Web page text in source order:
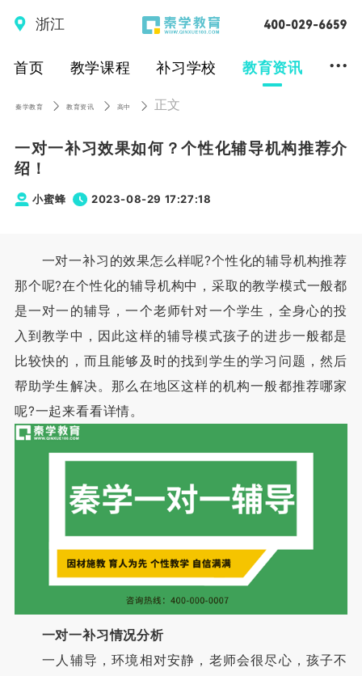
浙江
首页 教学课程 补习学校 教育资讯 ...
秦学教育 教育资讯 高中 正文
一对一补习效果如何？个性化辅导机构推荐介
绍！
小蜜蜂 2023-08-29 17:27:18
一对一补习的效果怎么样呢?个性化的辅导机构推荐
那个呢?在个性化的辅导机构中，采取的教学模式一般都
是一对一的辅导，一个老师针对一个学生，全身心的投
入到教学中，因此这样的辅导模式孩子的进步一般都是
比较快的，而且能够及时的找到学生的学习问题，然后
帮助学生解决。那么在地区这样的机构一般都推荐哪家
呢?一起来看看详情。
一对一补习情况分析
一人辅导，环境相对安静，老师会很尽心，孩子不